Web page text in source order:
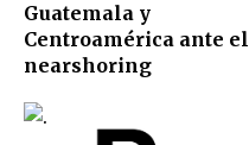
Guatemala y
Centroamérica ante el
nearshoring